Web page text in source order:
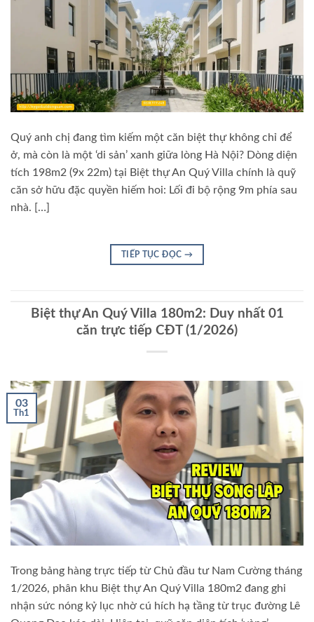
Quý anh chị đang tìm kiếm một căn biệt thự không chỉ để
ở, mà còn là một ‘di sản’ xanh giữa lòng Hà Nội? Dòng diện
tích 198m2 (9x 22m) tại Biệt thự An Quý Villa chính là quỹ
căn sở hữu đặc quyền hiếm hoi: Lối đi bộ rộng 9m phía sau
nhà. […]
TIẾP TỤC ĐỌC →
Biệt thự An Quý Villa 180m2: Duy nhất 01
căn trực tiếp CĐT (1/2026)
03
Th1
Trong bảng hàng trực tiếp từ Chủ đầu tư Nam Cường tháng
1/2026, phân khu Biệt thự An Quý Villa 180m2 đang ghi
nhận sức nóng kỷ lục nhờ cú hích hạ tầng từ trục đường Lê